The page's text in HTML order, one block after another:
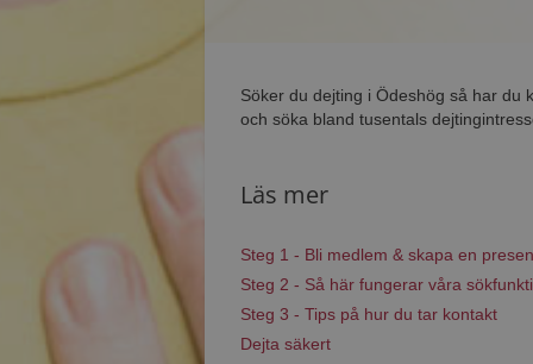
Söker du dejting i Ödeshög så har du
och söka bland tusentals
Läs mer
Steg 1 - Bli medlem & skapa en
Steg 2 - Så här fungerar våra
Steg 3 - Tips på hur du tar kontakt
Dejta säkert